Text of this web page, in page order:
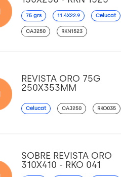
75 grs 11.4X22.9 Celucat
CAJ250 RKN1523
REVISTA ORO 75G
250X353MM
Celucat CAJ250 RKO035
SOBRE REVISTA ORO
310X410 - RKO 041